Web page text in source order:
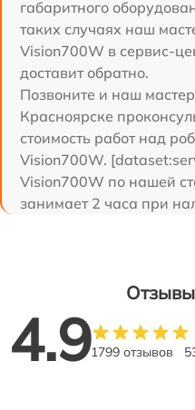
габаритного
таких случаях наш
Vision700W в сервис-
доставит обратно.
Позвоните и наш
Красноярске
стоимость работ над
Vision700W.
Vision700W по нашей
занимает 2 часа при
4.91799 отзывов